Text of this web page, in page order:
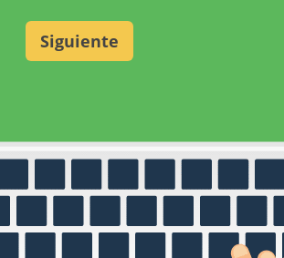
Siguiente